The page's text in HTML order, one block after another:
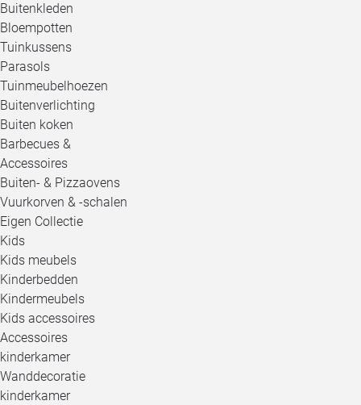
Buitenkleden
Bloempotten
Tuinkussens
Parasols
Tuinmeubelhoezen
Buitenverlichting
Buiten koken
Barbecues &
Accessoires
Buiten- & Pizzaovens
Vuurkorven & -schalen
Eigen Collectie
Kids
Kids meubels
Kinderbedden
Kindermeubels
Kids accessoires
Accessoires
kinderkamer
Wanddecoratie
kinderkamer